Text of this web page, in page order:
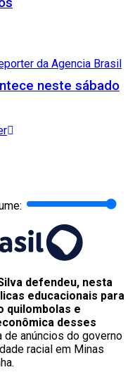
neste sábado
da Agencia Brasil
defendeu, nesta
educacionais para
quilombolas e
desses
de anúncios do governo
racial em Minas